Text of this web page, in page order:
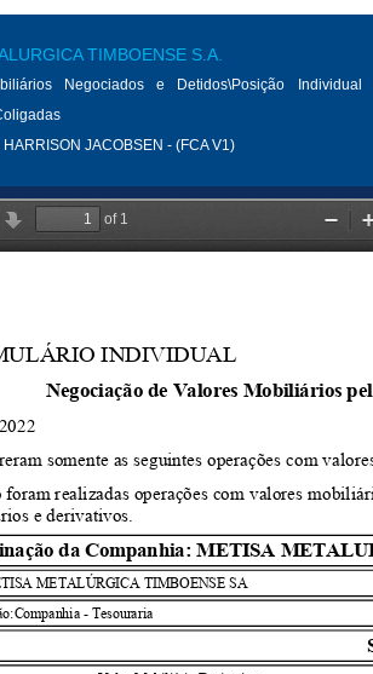
TIMBOENSE S.A.
Negociados e Detidos\Posição
HARRISON JACOBSEN - (FCA V1)